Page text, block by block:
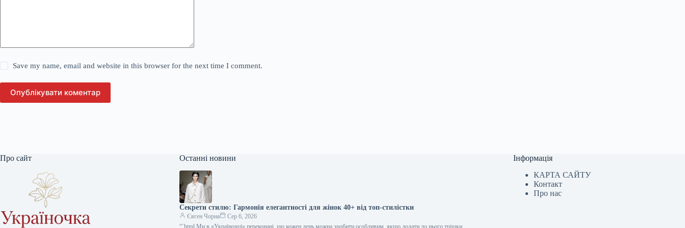
Save my name, email and website in this browser for the next time I comment.
Опублікувати коментар
Про сайт Останні новини
Секрети стилю: Гармонія елегантності для жінок 40+ від топ-стилістки
Євген Чорна
Сер 6, 2026
“`html Ми в «Україночці» переконані, що кожен день можна зробити особливим, якщо додати до нього трішки
Інформація
КАРТА САЙТУ
Контакт
Про нас